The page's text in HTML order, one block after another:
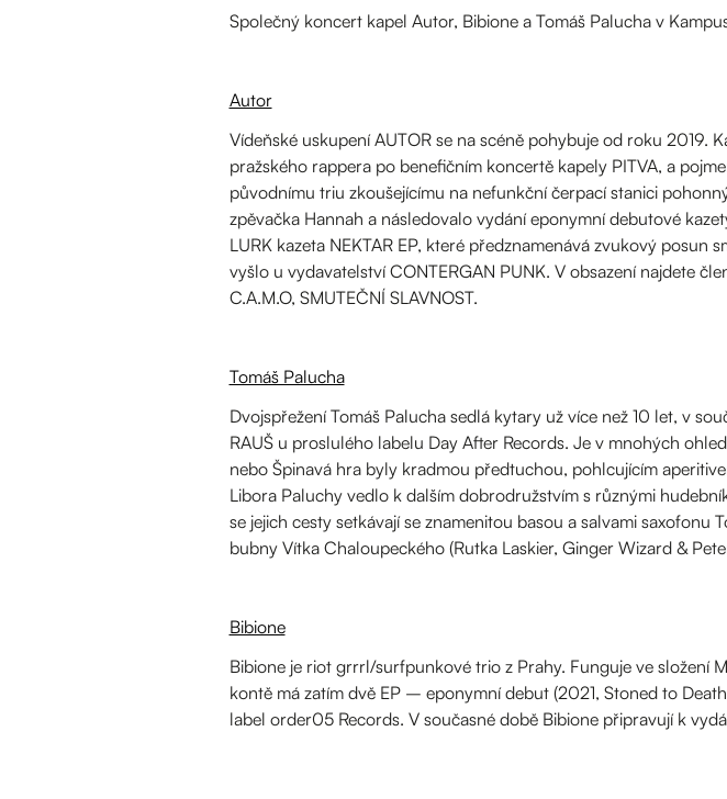
Společný koncert kapel Autor, Bibione a Tomáš Palucha v
Autor
Vídeňské uskupení AUTOR se na scéně pohybuje od roku 2019.
pražského rappera po benefičním koncertě kapely PITVA, a
původnímu triu zkoušejícímu na nefunkční čerpací stanici
zpěvačka Hannah a následovalo vydání eponymní debutové
LURK kazeta NEKTAR EP, které předznamenává zvukový
vyšlo u vydavatelství CONTERGAN PUNK. V obsazení najdete
C.A.M.O, SMUTEČNÍ SLAVNOST.
Tomáš Palucha
Dvojspřežení Tomáš Palucha sedlá kytary už více než 10 let, v
RAUŠ u proslulého labelu Day After Records. Je v mnohých
nebo Špinavá hra byly kradmou předtuchou, pohlcujícím
Libora Paluchy vedlo k dalším dobrodružstvím s různými
se jejich cesty setkávají se znamenitou basou a salvami
bubny Vítka Chaloupeckého (Rutka Laskier, Ginger Wizard &
Bibione
Bibione je riot grrrl/surfpunkové trio z Prahy. Funguje ve složení
kontě má zatím dvě EP – eponymní debut (2021, Stoned to
label order05 Records. V současné době Bibione připravují k